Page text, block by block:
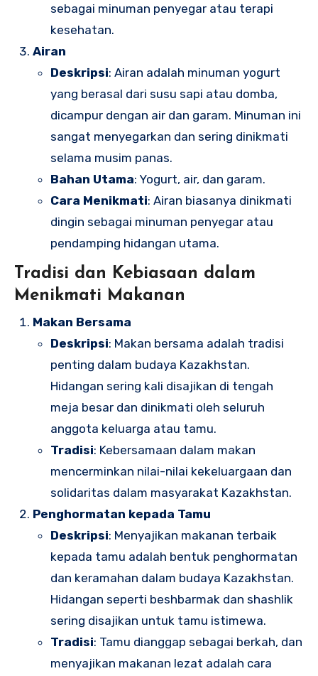
sebagai minuman penyegar atau terapi
kesehatan.
Airan
Deskripsi: Airan adalah minuman yogurt
yang berasal dari susu sapi atau domba,
dicampur dengan air dan garam. Minuman ini
sangat menyegarkan dan sering dinikmati
selama musim panas.
Bahan Utama: Yogurt, air, dan garam.
Cara Menikmati: Airan biasanya dinikmati
dingin sebagai minuman penyegar atau
pendamping hidangan utama.
Tradisi dan Kebiasaan dalam
Menikmati Makanan
Makan Bersama
Deskripsi: Makan bersama adalah tradisi
penting dalam budaya Kazakhstan.
Hidangan sering kali disajikan di tengah
meja besar dan dinikmati oleh seluruh
anggota keluarga atau tamu.
Tradisi: Kebersamaan dalam makan
mencerminkan nilai-nilai kekeluargaan dan
solidaritas dalam masyarakat Kazakhstan.
Penghormatan kepada Tamu
Deskripsi: Menyajikan makanan terbaik
kepada tamu adalah bentuk penghormatan
dan keramahan dalam budaya Kazakhstan.
Hidangan seperti beshbarmak dan shashlik
sering disajikan untuk tamu istimewa.
Tradisi: Tamu dianggap sebagai berkah, dan
menyajikan makanan lezat adalah cara